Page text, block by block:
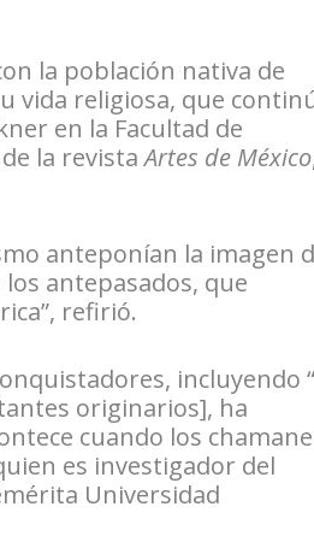
la población nativa de
vida religiosa, que
en la Facultad de
la revistaArtes de México
anteponían la imagen
antepasados, que
refirió.
incluyendo
originarios], ha
cuando los
es investigador del
Universidad